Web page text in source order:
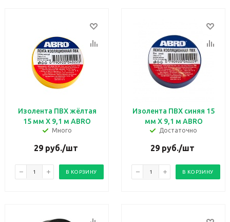
Изолента ПВХ жёлтая
15 мм X 9,1 м ABRO
Много
29 руб./шт
В КОРЗИНУ
Изолента ПВХ синяя 15
мм X 9,1 м ABRO
Достаточно
29 руб./шт
В КОРЗИНУ